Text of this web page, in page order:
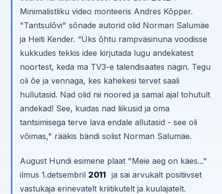
Minimalistliku video monteeris Andres Kõpper.
"Tantsulõvi" sõnade autorid olid Norman Salumäe
ja Heiti Kender. “Üks õhtu rampväsinuna voodisse
kukkudes tekkis idee kirjutada lugu andekatest
noortest, keda ma TV3-e talendisaates nägin. Tegu
oli õe ja vennaga, kes kahekesi tervet saali
hullutasid. Nad olid nii noored ja samal ajal tohutult
andekad! See, kuidas nad liikusid ja oma
tantsimisega terve lava endale allutasid - see oli
võimas," rääkis bändi solist Norman Salumäe.
August Hundi esimene plaat "Meie aeg on käes..."
ilmus 1.detsembril 2011 ja sai arvukalt positiivset
vastukaja erinevatelt kriitikutelt ja kuulajatelt.